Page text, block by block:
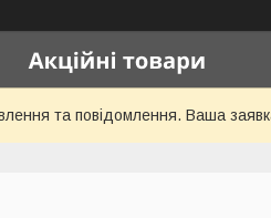
та повідомлення. Ваша